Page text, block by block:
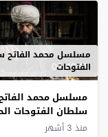
02:40:15
مسلسل محمد الفاتح
الفتوحات
مسلسل محمد
مترجم
منذ 3 أشهر